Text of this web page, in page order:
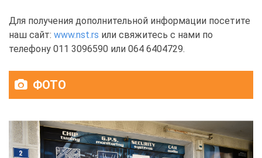
Для получения дополнительной информации посетите
наш сайт: www.nst.rs или свяжитесь с нами по
телефону 011 3096590 или 064 6404729.
ФОТО